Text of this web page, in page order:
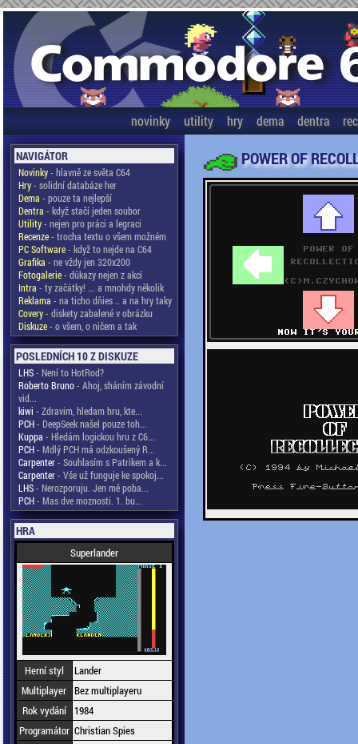
novinky utility hry dema dentra
NAVIGÁTOR
Novinky- hlavně ze světa C64
Hry- solidní databáze her
Dema - pouze ta nejlepší
Dentra - když stačí jeden soubor
Utility- nejen pro práci a legraci
Recenze- trocha textu o všem možném
PC Software- když to nejde na C64
Grafika - ne vždy jen 320x200
Fotogalerie- důkazy nejen z akcí
Intra - ty začátky! ... a mnohdy několik
Reklama - na ticho dňies .. a na hry taky
Covery- diskety zabalené v obrázku
Diskuze- o všem, o ničem a tak
POSLEDNÍCH 10 Z DISKUZE
LHS- Není to HotRod?
Roberto Bruno- Ahoj, sháním závodní
vid...
kiwi - Zdravim, hledam hru, kte...
PCH- DeepSeek našel pouze toh...
Kuppa - Hledám logickou hru z C6...
PCH- Mdlý PCH má odzkoušený R...
Carpenter- Souhlasím s Patrikem a k...
Carpenter- Vše už funguje ke spokoj...
LHS- Nerozporuju. Jen mě poba...
PCH- Mas dve moznosti. 1. bu...
HRA
Superlander
Herní styl
Lander
Multiplayer Bez multiplayeru
Rok vydání
1984
Programátor Christian Spies
POWER OF